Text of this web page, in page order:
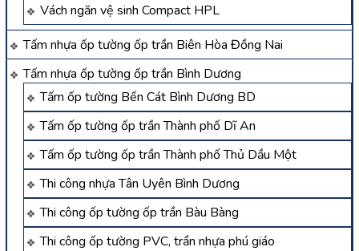
Vách ngăn vệ sinh Compact HPL
Tấm nhựa ốp tường ốp trần Biên Hòa Đồng Nai
Tấm nhựa ốp tường ốp trần Bình Dương
Tấm ốp tường Bến Cát Bình Dương BD
Tấm ốp tường ốp trần Thành phố Dĩ An
Tấm ốp tường ốp trần Thành phố Thủ Dầu Một
Thi công nhựa Tân Uyên Bình Dương
Thi công ốp tường ốp trần Bàu Bàng
Thi công ốp tường PVC, trần nhựa phú giáo